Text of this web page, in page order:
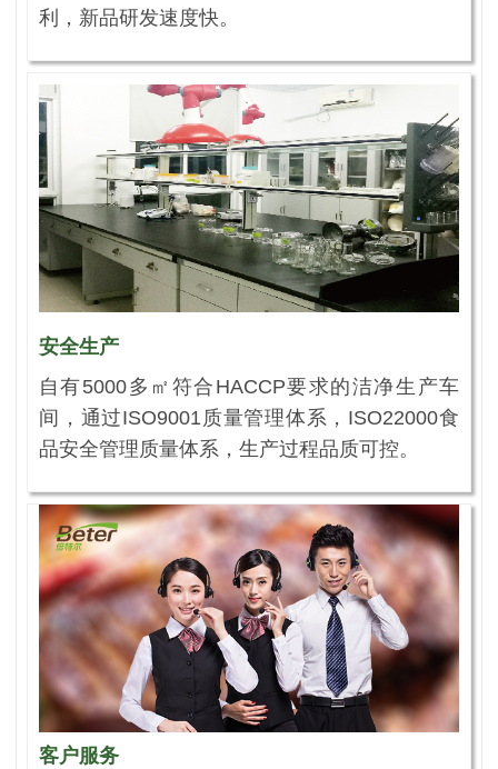
利，新品研发速度快。
安全生产
自有5000多㎡符合HACCP要求的洁净生产车
间，通过ISO9001质量管理体系，ISO22000食
品安全管理质量体系，生产过程品质可控。
客户服务